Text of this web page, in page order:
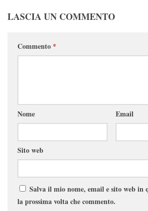
LASCIA UN COMMENTO
Commento *
Nome Email
Sito web
Salva il mio nome, email e sito web in
la prossima volta che commento.